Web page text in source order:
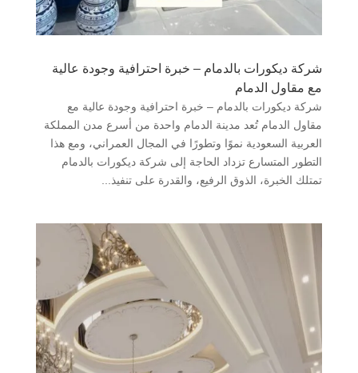
شركة ديكورات بالدمام – خبرة احترافية وجودة عالية
مع مقاول الدمام
شركة ديكورات بالدمام – خبرة احترافية وجودة عالية مع
مقاول الدمام تُعد مدينة الدمام واحدة من أسرع مدن المملكة
العربية السعودية نموًا وتطورًا في المجال العمراني، ومع هذا
التطور المتسارع تزداد الحاجة إلى شركة ديكورات بالدمام
تمتلك الخبرة، الذوق الرفيع، والقدرة على تنفيذ...